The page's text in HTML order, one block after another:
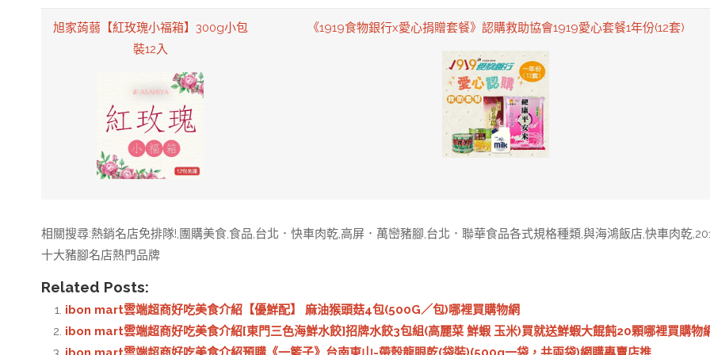
旭家蒟蒻【紅玫瑰小福箱】300g小包
裝12入
《1919食物銀行x愛心捐贈套餐》認購救助協會1919愛心套餐1年份(12套)
相關搜尋:熱銷名店免排隊!,團購美食,食品,台北．快車肉乾,高屏．萬巒豬腳,台北．聯華食品各式規格種類,與海鴻飯店,快車肉乾
十大豬腳名店熱門品牌
Related Posts:
ibon mart雲端超商好吃美食介紹【優鮮配】 麻油猴頭菇4包(500G／包)哪裡買購物網
ibon mart雲端超商好吃美食介紹[東門三色海鮮水餃]招牌水餃3包組(高麗菜 鮮蝦 玉米)買就送鮮蝦大餛飩20顆哪裡買購物